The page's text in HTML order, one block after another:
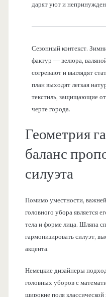
дарят уют и
Сезонный контекст.
фактур — велюра,
согревают и выглядят
план выходят легкая
текстиль, защищающие
черте города.
Геометрия
баланс
силуэта
Помимо уместности,
головного убора является
тела и форме лица. Шляпа
гармонизировать силуэт,
акцента.
Немецкие дизайнеры
головных уборов с
широкие поля